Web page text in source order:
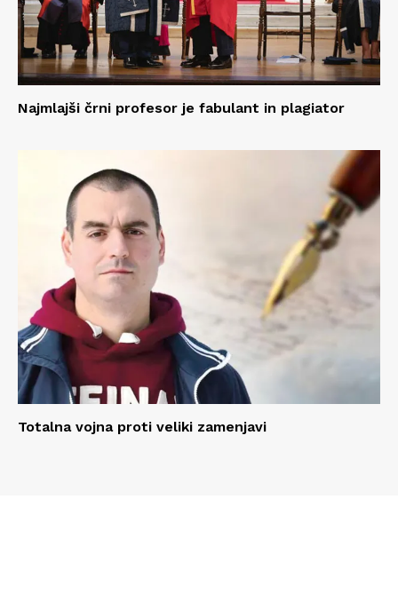
Najmlajši črni profesor je fabulant in plagiator
Totalna vojna proti veliki zamenjavi